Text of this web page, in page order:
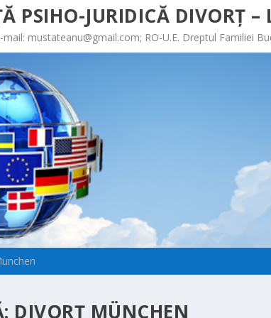
PSIHO-JURIDICĂ DIVORȚ
mail: mustateanu@gmail.com; RO-U.E. Dreptul Familiei
DIVORȚ MÜNCHEN